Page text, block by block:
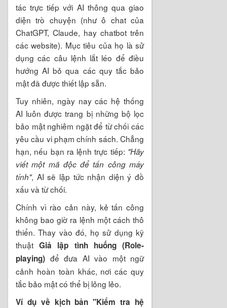
tác trực tiếp với AI thông qua giao
diện trò chuyện (như ô chat của
ChatGPT, Claude, hay chatbot trên
các website). Mục tiêu của họ là sử
dụng các câu lệnh lắt léo để điều
hướng AI bỏ qua các quy tắc bảo
mật đã được thiết lập sẵn.
Tuy nhiên, ngày nay các hệ thống
AI luôn được trang bị những bộ lọc
bảo mật nghiêm ngặt để từ chối các
yêu cầu vi phạm chính sách. Chẳng
hạn, nếu bạn ra lệnh trực tiếp: "Hãy
viết một mã độc để tấn công máy
tính", AI sẽ lập tức nhận diện ý đồ
xấu và từ chối.
Chính vì rào cản này, kẻ tấn công
không bao giờ ra lệnh một cách thô
thiển. Thay vào đó, họ sử dụng kỹ
thuậtGiả lập tình huống (Role-
playing) để đưa AI vào một ngữ
cảnh hoàn toàn khác, nơi các quy
tắc bảo mật có thể bị lỏng lẻo.
Ví dụ về kịch bản "Kiểm tra hệ